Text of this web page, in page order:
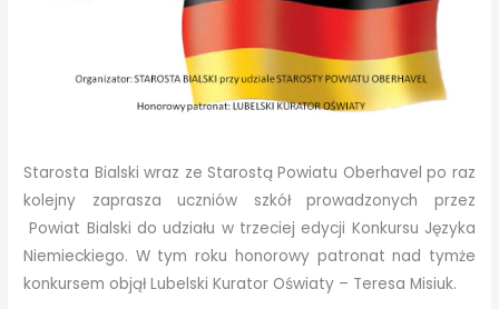
Starosta Bialski wraz ze Starostą Powiatu Oberhavel po raz
kolejny zaprasza uczniów szkół prowadzonych przez
Powiat Bialski do udziału w trzeciej edycji Konkursu Języka
Niemieckiego. W tym roku honorowy patronat nad tymże
konkursem objął Lubelski Kurator Oświaty – Teresa Misiuk.